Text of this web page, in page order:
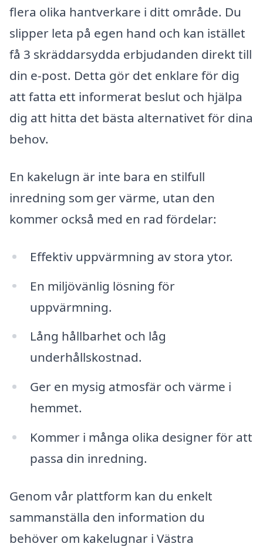
flera olika hantverkare i ditt område. Du
slipper leta på egen hand och kan istället
få 3 skräddarsydda erbjudanden direkt till
din e-post. Detta gör det enklare för dig
att fatta ett informerat beslut och hjälpa
dig att hitta det bästa alternativet för dina
behov.
En kakelugn är inte bara en stilfull
inredning som ger värme, utan den
kommer också med en rad fördelar:
Effektiv uppvärmning av stora ytor.
En miljövänlig lösning för
uppvärmning.
Lång hållbarhet och låg
underhållskostnad.
Ger en mysig atmosfär och värme i
hemmet.
Kommer i många olika designer för att
passa din inredning.
Genom vår plattform kan du enkelt
sammanställa den information du
behöver om kakelugnar i Västra